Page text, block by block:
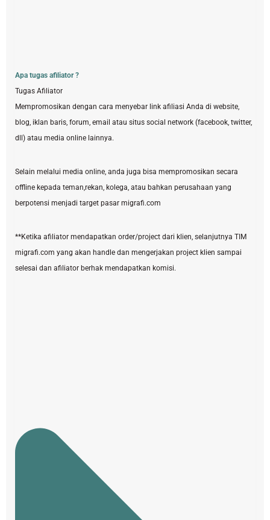
Apa tugas afiliator ?
Tugas Afiliator
Mempromosikan dengan cara menyebar link afiliasi Anda di website,
blog, iklan baris, forum, email atau situs social network (facebook, twitter,
dll) atau media online lainnya.
Selain melalui media online, anda juga bisa mempromosikan secara
offline kepada teman,rekan, kolega, atau bahkan perusahaan yang
berpotensi menjadi target pasar migrafi.com
**Ketika afiliator mendapatkan order/project dari klien, selanjutnya TIM
migrafi.com yang akan handle dan mengerjakan project klien sampai
selesai dan afiliator berhak mendapatkan komisi.